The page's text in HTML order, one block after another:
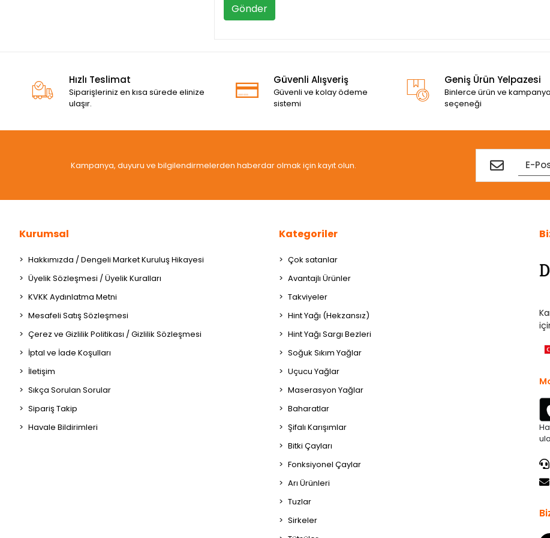
Gönder
Hızlı Teslimat
Siparişleriniz en kısa sürede elinize
ulaşır.
Güvenli Alışveriş
Güvenli ve kolay ödeme
sistemi
Geniş Ürün Yelpazesi
Binlerce ürün ve kampanya
seçeneği
Kampanya, duyuru ve bilgilendirmelerden haberdar olmak için kayıt olun.
Kurumsal
Hakkımızda / Dengeli Market Kuruluş Hikayesi
Üyelik Sözleşmesi / Üyelik Kuralları
KVKK Aydınlatma Metni
Mesafeli Satış Sözleşmesi
Çerez ve Gizlilik Politikası / Gizlilik Sözleşmesi
İptal ve İade Koşulları
İletişim
Sıkça Sorulan Sorular
Sipariş Takip
Havale Bildirimleri
Kategoriler
Çok satanlar
Avantajlı Ürünler
Takviyeler
Hint Yağı (Hekzansız)
Hint Yağı Sargı Bezleri
Soğuk Sıkım Yağlar
Uçucu Yağlar
Maserasyon Yağlar
Baharatlar
Şifalı Karışımlar
Bitki Çayları
Fonksiyonel Çaylar
Arı Ürünleri
Tuzlar
Sirkeler